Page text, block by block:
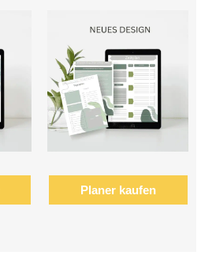
Planer kaufen